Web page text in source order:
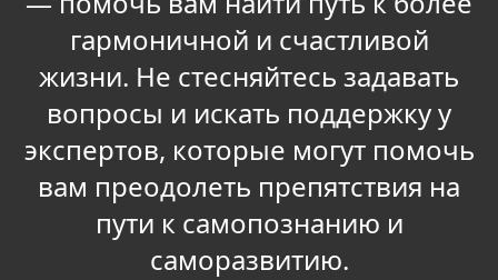
гармоничной и счастливой
жизни. Не стесняйтесь задавать
вопросы и искать поддержку у
экспертов, которые могут помочь
вам преодолеть препятствия на
пути к самопознанию и
саморазвитию.